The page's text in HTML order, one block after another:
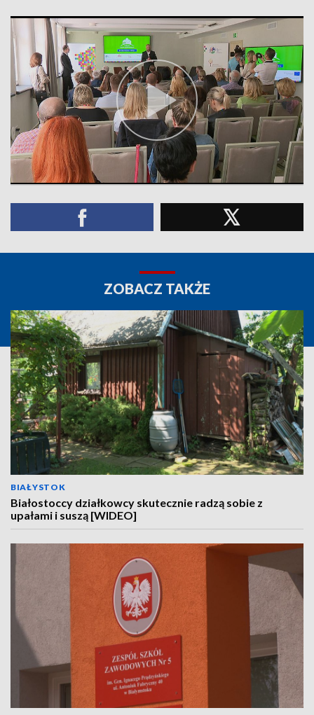
ZOBACZ TAKŻE
BIAŁYSTOK
Białostoccy działkowcy skutecznie radzą sobie z
upałami i suszą [WIDEO]